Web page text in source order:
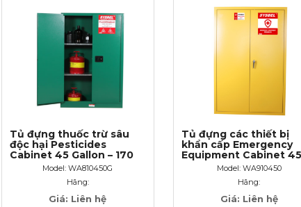
Tủ đựng thuốc trừ sâu
độc hại Pesticides
Cabinet 45 Gallon – 170
Model: WA810450G
Hãng:
Giá: Liên hệ
Tủ đựng các thiết bị
khẩn cấp Emergency
Equipment Cabinet 45
Gallon – 170 lít
Model: WA910450
Hãng:
Giá: Liên hệ